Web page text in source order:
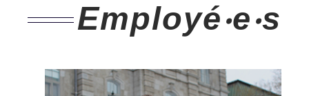
Employé‧e‧s